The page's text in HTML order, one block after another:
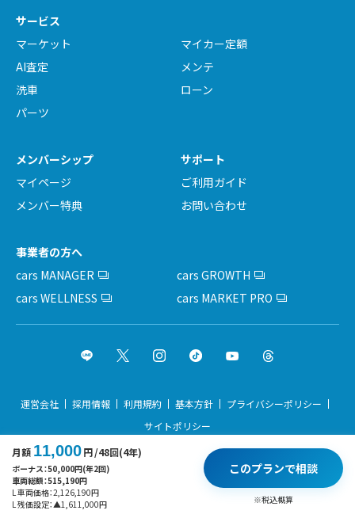
月額 11,000円/48回(4年)
ボーナス：50,000円(年2回)
車両総額：515,190円
L 車両価格：2,126,190円
L 残価設定：▲1,611,000円
このプランで相談
※税込概算
サービス
マーケット
マイカー定額
AI査定
メンテ
洗車
ローン
パーツ
メンバーシップ
マイページ
メンバー特典
サポート
ご利用ガイド
お問い合わせ
事業者の方へ
cars MANAGER
cars GROWTH
cars WELLNESS
cars MARKET PRO
運営会社 採用情報 利用規約 基本方針
プライバシーポリシー
サイトポリシー
Copyright © cars Inc. All rights reserved.